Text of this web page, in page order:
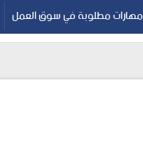
مهارات مطلوبة في سوق العمل